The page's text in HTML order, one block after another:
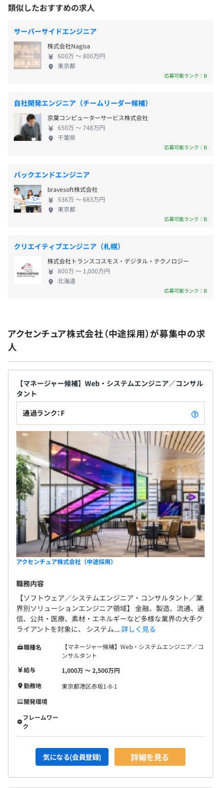
＜変更範囲＞
受動喫煙防止措置に関する事項
屋内原則禁煙（喫煙室あり）
※オフィスによっては喫煙室のある勤務先もある。またお
客様先で業務を行う場合はそのルールに従う
私傷病休暇、結婚・出産・忌引休暇、母体保護休暇、配偶
者・ライフパートナー出産休暇・子の看護休暇
介護休業・育児休業
♦諸手当例：職位により支給対象が決定いたします。
・残業手当：実施分の支給
※評価に基づく
給与改定年1回
【保険制度】
・健康保険
・厚生年金保険
6カ月
類似したおすすめの求人
サーバーサイドエンジニア
株式会社Nagisa
600万 〜 800万円
東京都
応募可能ランク：B
自社開発エンジニア（チームリーダー候補）
京葉コンピューターサービス株式会社
650万 〜 748万円
千葉県
応募可能ランク：B
バックエンドエンジニア
bravesoft株式会社
536万 〜 683万円
東京都
応募可能ランク：B
クリエイティブエンジニア（札幌）
株式会社トランスコスモス・デジタル・テクノロジー
800万 〜 1,000万円
北海道
応募可能ランク：B
アクセンチュア株式会社（中途採用）が募集中の求
人
【マネージャー候補】Web・システムエンジニア／コンサル
タント
通過ランク：F
アクセンチュア株式会社（中途採用）
職務内容
【ソフトウェア／システムエンジニア・コンサルタント／業
界別ソリューションエンジニア領域】 金融、製造、流通、通
信、公共・医療、素材・エネルギーなど多様な業界の大手ク
ライアントを対象に、 システム... 詳しく見る
職種名
【マネージャー候補】Web・システムエンジニア／コ
ンサルタント
給与
1,000万 〜 2,500万円
勤務地
東京都港区赤坂1-8-1
開発環境
フレームワー
ク
気になる(会員登録) 詳細を見る